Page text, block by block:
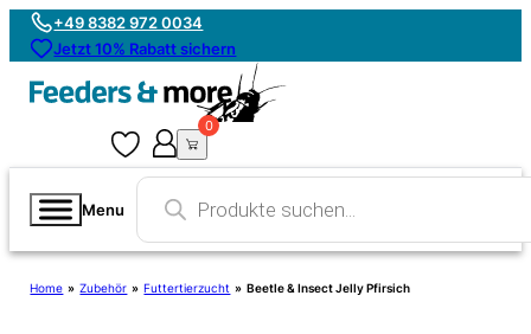
+49 8382 972 0034
Jetzt 10% Rabatt sichern
0
Menu
Products
search
Home » Zubehör » Futtertierzucht » Beetle & Insect Jelly Pfirsich